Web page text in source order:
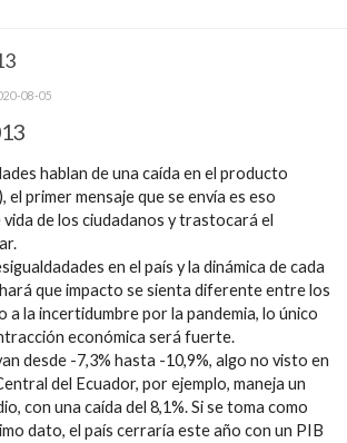
08-05
hablan de una caída en el producto
primer mensaje que se envía es eso
de los ciudadanos y trastocará el
en el país y la dinámica de cada
que impacto se sienta diferente entre los
a la incertidumbre por la pandemia, lo único
económica será fuerte.
desde -7,3% hasta -10,9%, algo no visto en
del Ecuador, por ejemplo, maneja un
con una caída del 8,1%. Si se toma como
dato, el país cerraría este año con un PIB